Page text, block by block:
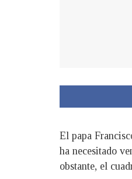
El papa
ha necesitado
obstante, el